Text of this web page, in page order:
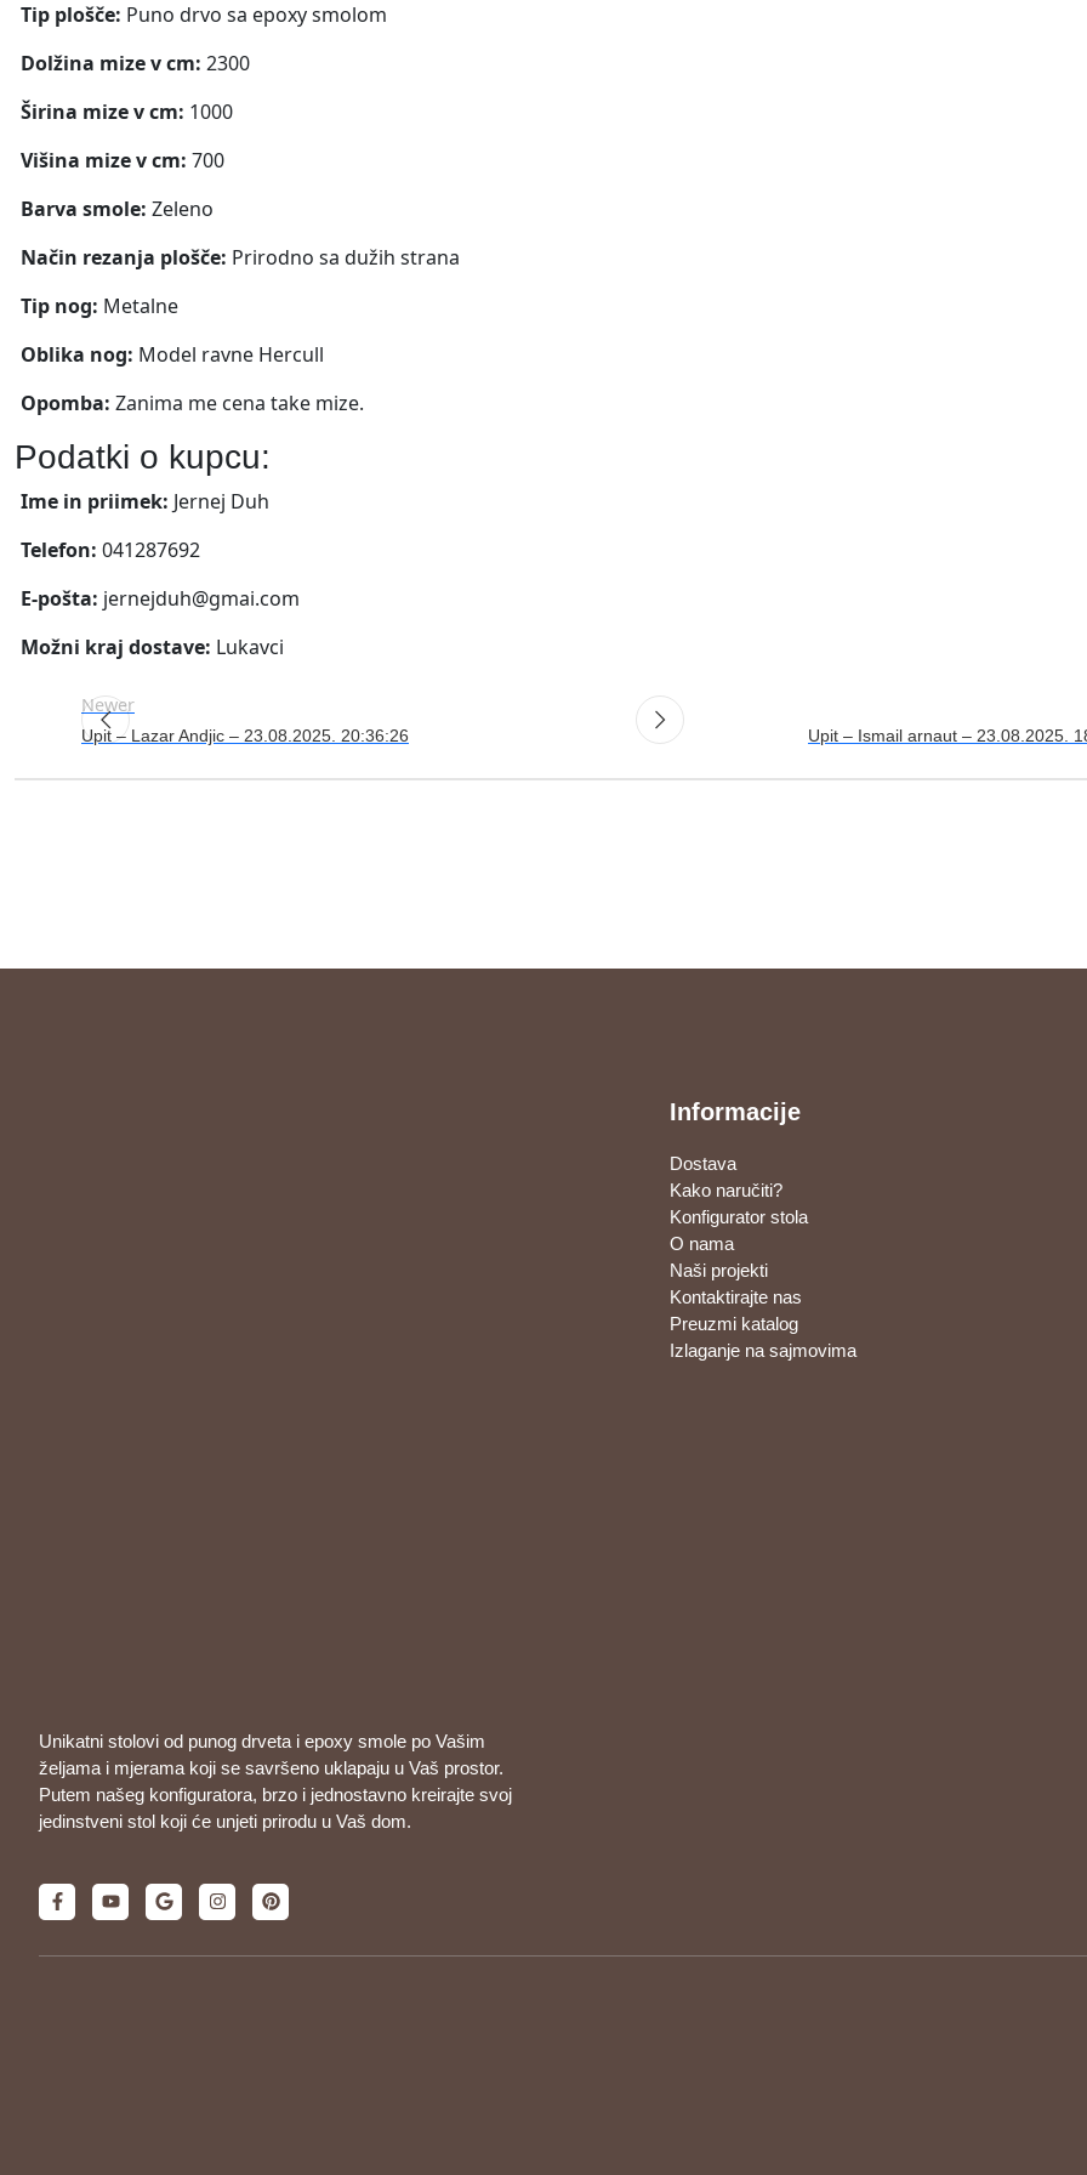
Tip plošče: Puno drvo sa epoxy smolom
Dolžina mize v cm: 2300
Širina mize v cm: 1000
Višina mize v cm: 700
Barva smole: Zeleno
Način rezanja plošče: Prirodno sa dužih strana
Tip nog: Metalne
Oblika nog: Model ravne Hercull
Opomba: Zanima me cena take mize.
Podatki o kupcu:
Ime in priimek: Jernej Duh
Telefon: 041287692
E-pošta: jernejduh@gmai.com
Možni kraj dostave: Lukavci
Newer
Upit – Lazar Andjic – 23.08.2025. 20:36:26 Upit – Ismail arnaut – 23.08.2025.
Unikatni stolovi od punog drveta i epoxy smole po Vašim
željama i mjerama koji se savršeno uklapaju u Vaš prostor.
Putem našeg konfiguratora, brzo i jednostavno kreirajte svoj
jedinstveni stol koji će unjeti prirodu u Vaš dom.
Informacije
Dostava
Kako naručiti?
Konfigurator stola
O nama
Naši projekti
Kontaktirajte nas
Preuzmi katalog
Izlaganje na sajmovima